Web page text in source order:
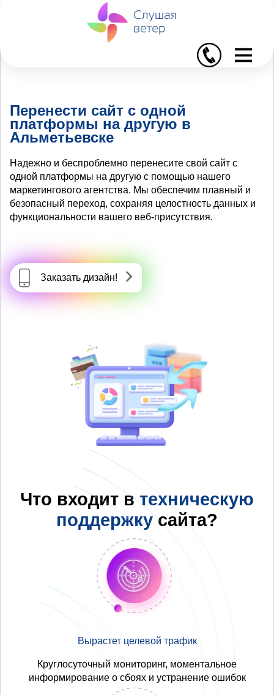
I
Перенести сайт с одной
платформы на другую в
Альметьевске
Надежно и беспроблемно перенесите свой сайт с
одной платформы на другую с помощью нашего
маркетингового агентства. Мы обеспечим плавный и
безопасный переход, сохраняя целостность данных и
функциональности вашего веб-присутствия.
Заказать дизайн!
Что входит в техническую
поддержку сайта?
Вырастет целевой трафик
Круглосуточный мониторинг, моментальное
информирование о сбоях и устранение ошибок